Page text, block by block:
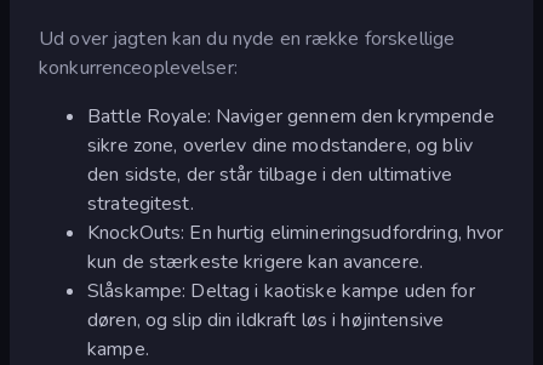
Ud over jagten kan du nyde en række forskellige
konkurrenceoplevelser:
Battle Royale: Naviger gennem den krympende
sikre zone, overlev dine modstandere, og bliv
den sidste, der står tilbage i den ultimative
strategitest.
KnockOuts: En hurtig elimineringsudfordring, hvor
kun de stærkeste krigere kan avancere.
Slåskampe: Deltag i kaotiske kampe uden for
døren, og slip din ildkraft løs i højintensive
kampe.